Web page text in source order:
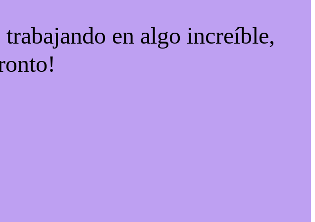
trabajando en algo increíble,